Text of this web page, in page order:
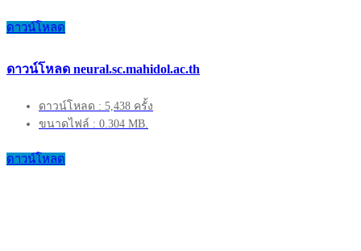
ดาวน์โหลด
ดาวน์โหลด neural.sc.mahidol.ac.th
ดาวน์โหลด : 5,438 ครั้ง
ขนาดไฟล์ : 0.304 MB.
ดาวน์โหลด